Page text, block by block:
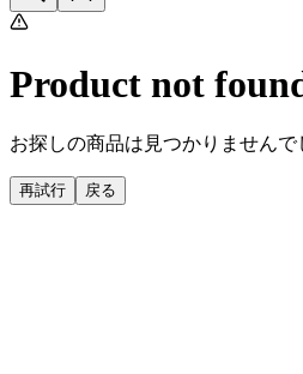
Product not
お探しの商品は見つかりませんで
再試行 戻る